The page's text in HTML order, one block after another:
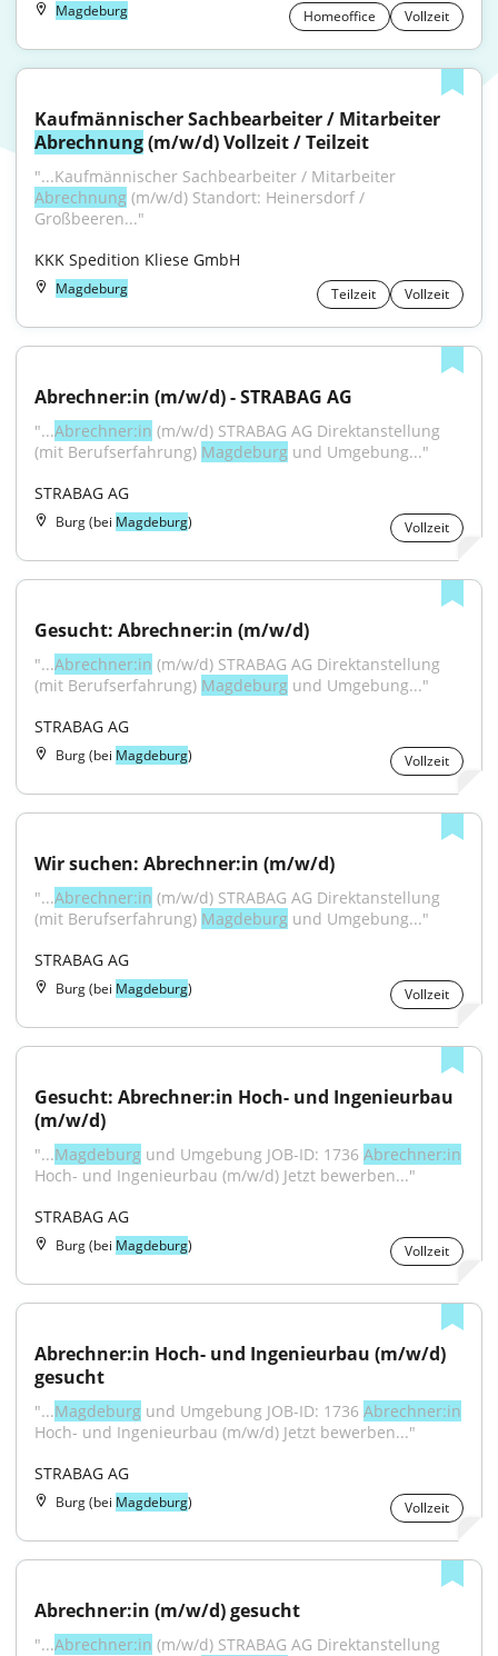
Magdeburg Homeoffice Vollzeit
Abrechnung (m/w/d) Vollzeit / Teilzeit
Abrechnung (m/w/d) Standort: Heinersdorf /
Großbeeren..."
KKK Spedition Kliese GmbH
Magdeburg Teilzeit Vollzeit
Abrechner:in (m/w/d) - STRABAG AG
"...Abrechner:in (m/w/d) STRABAG AG Direktanstellung
(mit Berufserfahrung) Magdeburg und Umgebung..."
STRABAG AG
Burg (bei Magdeburg) Vollzeit
Gesucht: Abrechner:in (m/w/d)
"...Abrechner:in (m/w/d) STRABAG AG Direktanstellung
(mit Berufserfahrung) Magdeburg und Umgebung..."
STRABAG AG
Burg (bei Magdeburg) Vollzeit
Wir suchen: Abrechner:in (m/w/d)
"...Abrechner:in (m/w/d) STRABAG AG Direktanstellung
(mit Berufserfahrung) Magdeburg und Umgebung..."
STRABAG AG
Burg (bei Magdeburg) Vollzeit
Gesucht: Abrechner:in Hoch- und Ingenieurbau
(m/w/d)
"...Magdeburg und Umgebung JOB-ID: 1736 Abrechner:in
Hoch- und Ingenieurbau (m/w/d) Jetzt bewerben..."
STRABAG AG
Burg (bei Magdeburg) Vollzeit
Abrechner:in Hoch- und Ingenieurbau (m/w/d)
gesucht
"...Magdeburg und Umgebung JOB-ID: 1736 Abrechner:in
Hoch- und Ingenieurbau (m/w/d) Jetzt bewerben..."
STRABAG AG
Burg (bei Magdeburg) Vollzeit
Abrechner:in (m/w/d) gesucht
"...Abrechner:in (m/w/d) STRABAG AG Direktanstellung